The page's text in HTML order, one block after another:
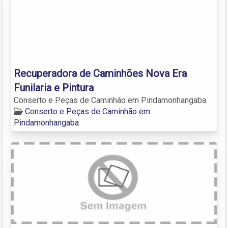
Recuperadora de Caminhões Nova Era
Funilaria e Pintura
Conserto e Peças de Caminhão em Pindamonhangaba.
Conserto e Peças de Caminhão em
Pindamonhangaba